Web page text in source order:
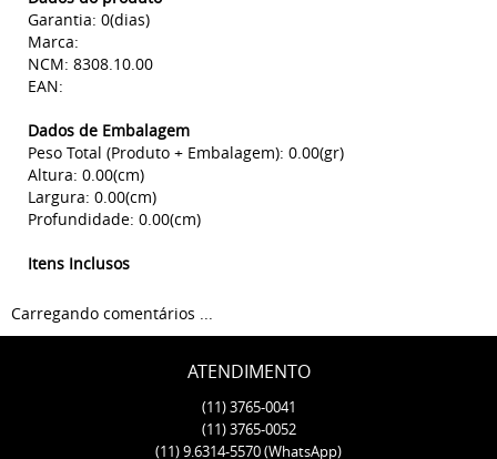
Garantia: 0(dias)
Marca:
NCM: 8308.10.00
EAN:
Dados de Embalagem
Peso Total (Produto + Embalagem): 0.00(gr)
Altura: 0.00(cm)
Largura: 0.00(cm)
Profundidade: 0.00(cm)
Itens Inclusos
Carregando comentários ...
ATENDIMENTO
(11)3765-0041
(11)3765-0052
(11)9.6314-5570(WhatsApp)